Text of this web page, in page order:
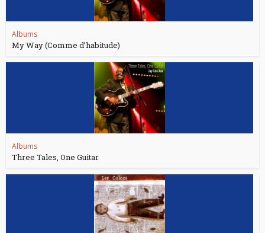
Albums
My Way (Comme d’habitude)
Albums
Three Tales, One Guitar